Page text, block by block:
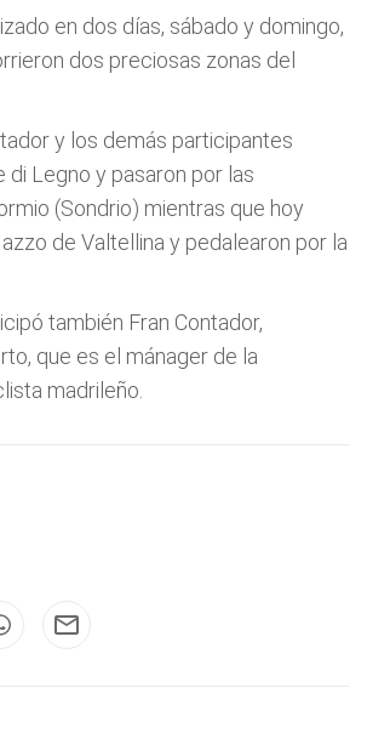
en dos días, sábado y domingo,
dos preciosas zonas del
y los demás participantes
di Legno y pasaron por las
(Sondrio) mientras que hoy
de Valtellina y pedalearon por la
también Fran Contador,
que es el mánager de la
madrileño.